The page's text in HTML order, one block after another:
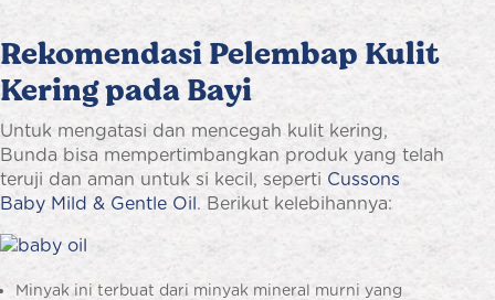
Rekomendasi Pelembap Kulit
Kering pada Bayi
Untuk mengatasi dan mencegah kulit kering,
Bunda bisa mempertimbangkan produk yang telah
teruji dan aman untuk si kecil, seperti Cussons
Baby Mild & Gentle Oil. Berikut kelebihannya:
Minyak ini terbuat dari minyak mineral murni yang